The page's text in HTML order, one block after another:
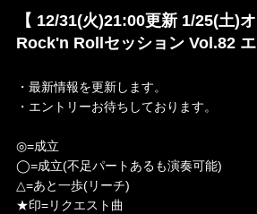
お問い合わせ
【 12/31(火)21:00更新 1/25(土)
Rock'n Rollセッション Vol.82 エ
・最新情報を更新します。
・エントリーお待ちしております。
◎=成立
◯=成立(不足パートあるも演奏可能)
△=あと一歩(リーチ)
★印=リクエスト曲